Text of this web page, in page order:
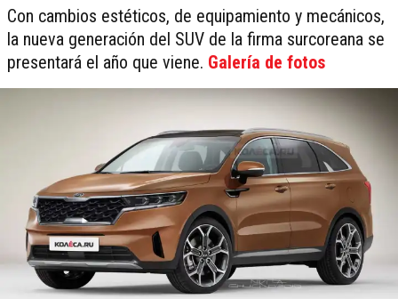
Con cambios estéticos, de equipamiento y mecánicos,
la nueva generación del SUV de la firma surcoreana se
presentará el año que viene. Galería de fotos